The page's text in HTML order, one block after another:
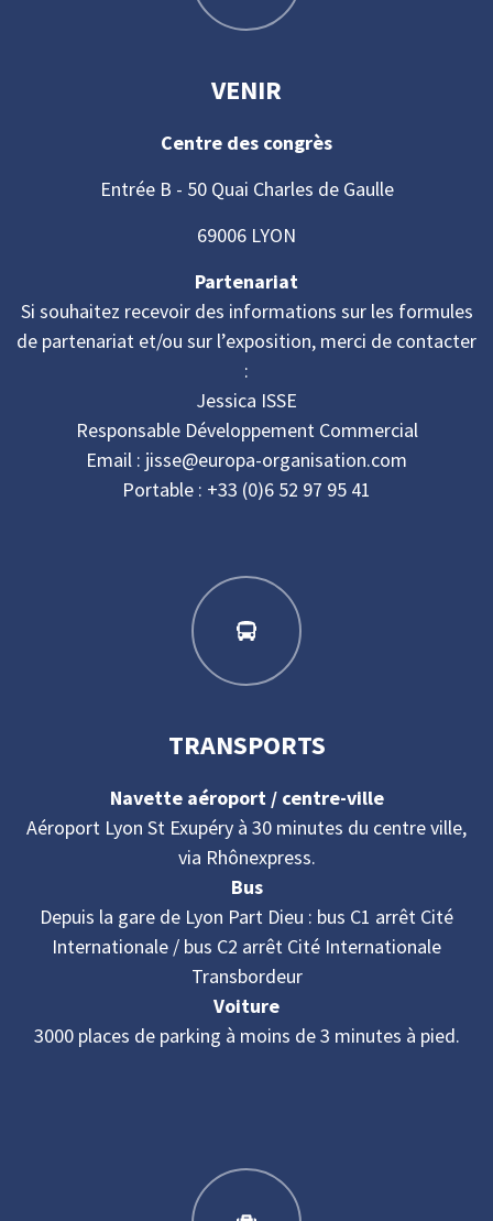
VENIR
Centre des congrès
Entrée B - 50 Quai Charles de Gaulle
69006 LYON
Partenariat
Si souhaitez recevoir des informations sur les formules
de partenariat et/ou sur l’exposition, merci de contacter
:
Jessica ISSE
Responsable Développement Commercial
Email : jisse@europa-organisation.com
Portable : +33 (0)6 52 97 95 41
TRANSPORTS
Navette aéroport / centre-ville
Aéroport Lyon St Exupéry à 30 minutes du centre ville,
via Rhônexpress.
Bus
Depuis la gare de Lyon Part Dieu : bus C1 arrêt Cité
Internationale / bus C2 arrêt Cité Internationale
Transbordeur
Voiture
3000 places de parking à moins de 3 minutes à pied.